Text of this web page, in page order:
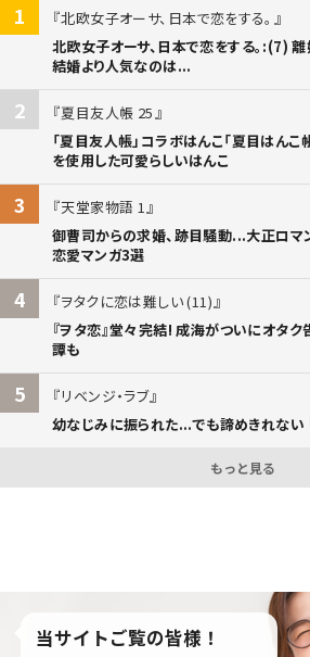
1
北欧女子オーサ、日本で恋をする。
北欧女子オーサ、日本で恋をする。:(7)
結婚より人気なのは...
2
夏目友人帳 25
「夏目友人帳」コラボはんこ「夏目はんこ
を使用した可愛らしいはんこ
3
天堂家物語 1
御曹司からの求婚、跡目騒動...大正ロマ
恋愛マンガ3選
4
ヲタクに恋は難しい (11)
『ヲタ恋』堂々完結! 成海がついにオタ
譚も
5
リベンジ・ラブ
幼なじみに振られた...でも諦めきれない
もっと見る
当サイトご覧の皆様！